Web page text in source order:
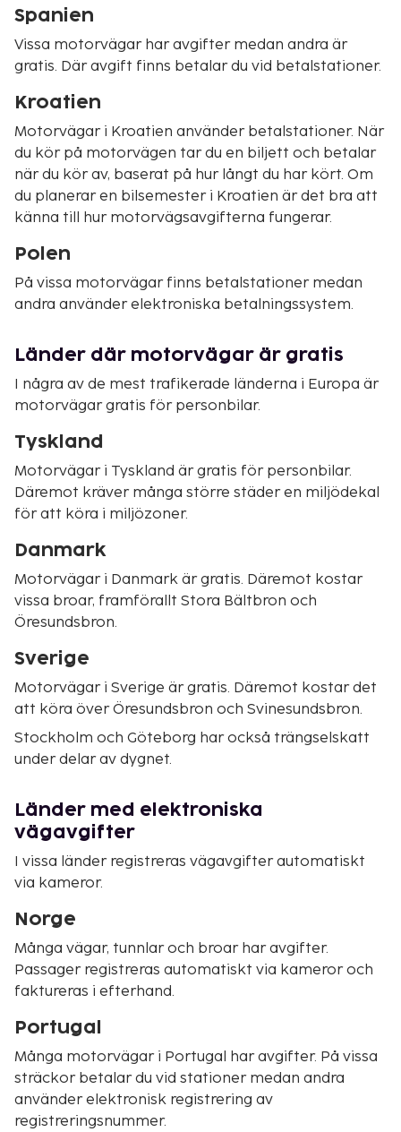
Spanien
Vissa motorvägar har avgifter medan andra är
gratis. Där avgift finns betalar du vid betalstationer.
Kroatien
Motorvägar i Kroatien använder betalstationer. När
du kör på motorvägen tar du en biljett och betalar
när du kör av, baserat på hur långt du har kört. Om
du planerar en bilsemester i Kroatien är det bra att
känna till hur motorvägsavgifterna fungerar.
Polen
På vissa motorvägar finns betalstationer medan
andra använder elektroniska betalningssystem.
Länder där motorvägar är gratis
I några av de mest trafikerade länderna i Europa är
motorvägar gratis för personbilar.
Tyskland
Motorvägar i Tyskland är gratis för personbilar.
Däremot kräver många större städer en miljödekal
för att köra i miljözoner.
Danmark
Motorvägar i Danmark är gratis. Däremot kostar
vissa broar, framförallt Stora Bältbron och
Öresundsbron.
Sverige
Motorvägar i Sverige är gratis. Däremot kostar det
att köra över Öresundsbron och Svinesundsbron.
Stockholm och Göteborg har också trängselskatt
under delar av dygnet.
Länder med elektroniska
vägavgifter
I vissa länder registreras vägavgifter automatiskt
via kameror.
Norge
Många vägar, tunnlar och broar har avgifter.
Passager registreras automatiskt via kameror och
faktureras i efterhand.
Portugal
Många motorvägar i Portugal har avgifter. På vissa
sträckor betalar du vid stationer medan andra
använder elektronisk registrering av
registreringsnummer.